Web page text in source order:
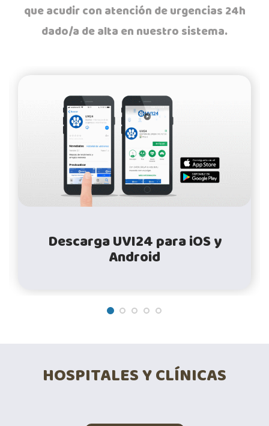
que acudir con atención de urgencias 24h
dado/a de alta en nuestro sistema.
Descarga UVI24 para iOS y
Android
HOSPITALES Y CLÍNICAS